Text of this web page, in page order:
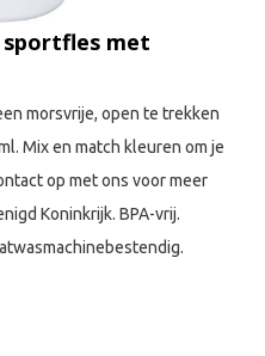
sportfles met
morsvrije, open te trekken
Mix en match kleuren om je
op met ons voor meer
Koninkrijk. BPA-vrij.